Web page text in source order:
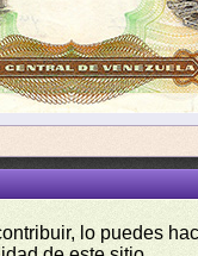
lo puedes